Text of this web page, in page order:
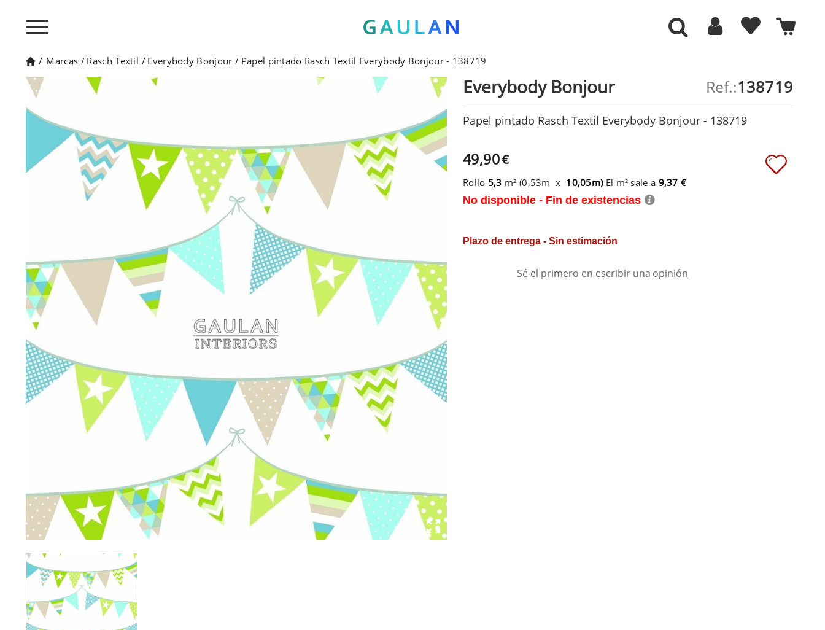
/ Marcas / Rasch Textil / Everybody Bonjour / Papel pintado Rasch Textil Everybody Bonjour - 138719
Everybody Bonjour 138719
Ref.:
Papel pintado Rasch Textil Everybody Bonjour - 138719
49,90€
Rollo 5,3 m² (0,53m x 10,05m) El m² sale a 9,37 €
No disponible - Fin de existencias
Plazo de entrega - Sin estimación
Sé el primero en escribir una opinión